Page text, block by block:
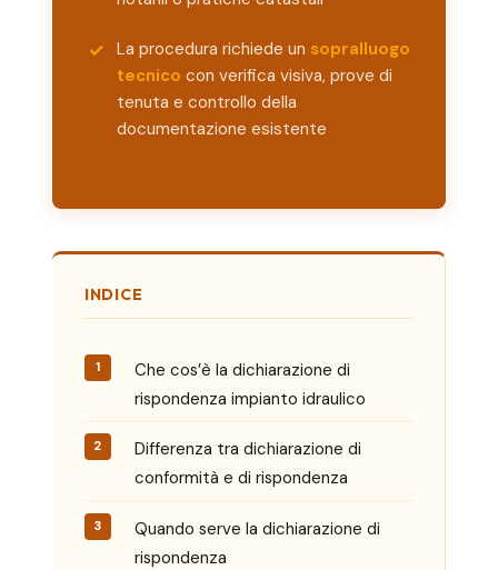
La procedura richiede un sopralluogo
tecnico con verifica visiva, prove di
tenuta e controllo della
documentazione esistente
INDICE
Che cos’è la dichiarazione di
rispondenza impianto idraulico
Differenza tra dichiarazione di
conformità e di rispondenza
Quando serve la dichiarazione di
rispondenza